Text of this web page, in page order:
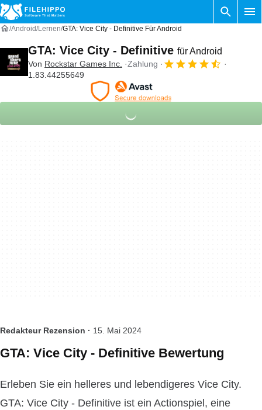
Android Lernen GTA: Vice City - Definitive Für Android
GTA: Vice City - Definitive für Android
Von Rockstar Games Inc.
Zahlung
1.83.44255649
Redakteur Rezension · 15. Mai 2024
GTA: Vice City - Definitive Bewertung
Erleben Sie ein helleres und lebendigeres Vice City.
GTA: Vice City - Definitive ist ein Actionspiel, eine